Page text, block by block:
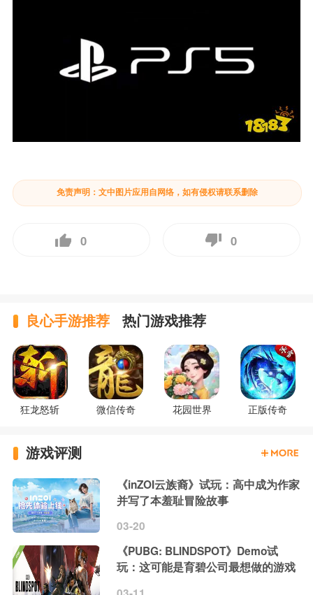
免责声明：文中图片应用自网络，如有侵权请联系删除
0 0
良心手游推荐 热门游戏推荐
狂龙怒斩 微信传奇 花园世界 正版传奇
游戏评测
《inZOI云族裔》试玩：高中成为作家
并写了本羞耻冒险故事
03-20
《PUBG: BLINDSPOT》Demo试
玩：这可能是育碧公司最想做的游戏